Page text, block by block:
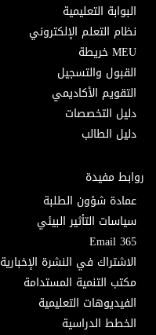
البوابة التعليمية
نظام التعلم الإلكتروني
MEU خريطة
القبول والتسجيل
التقويم الأكاديمي
دليل التخصصات
دليل الطالب
روابط مفيدة
عمادة شؤون الطلبة
سياسات التأثير البيئي
Email 365
الاشتراك في النشرة الإخبارية MEU
مكتب التنمية المستدامة
الفيديوهات التعليمية
الخطط الدراسية